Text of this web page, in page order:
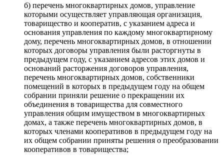
б) перечень многоквартирных домов, управление
которыми осуществляет управляющая организация,
товарищество и кооператив, с указанием адреса и
основания управления по каждому многоквартирному
дому, перечень многоквартирных домов, в отношении
которых договоры управления были расторгнуты в
предыдущем году, с указанием адресов этих домов и
оснований расторжения договоров управления,
перечень многоквартирных домов, собственники
помещений в которых в предыдущем году на общем
собрании приняли решение о прекращении их
объединения в товарищества для совместного
управления общим имуществом в многоквартирных
домах, а также перечень многоквартирных домов, в
которых членами кооперативов в предыдущем году на
их общем собрании приняты решения о преобразовании
кооперативов в товарищества;